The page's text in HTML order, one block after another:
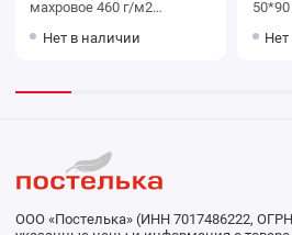
махровое 460 г/м2
мануфактура Russian Stripe
Нет в наличии
ООО «Постелька» (ИНН 7017486222,